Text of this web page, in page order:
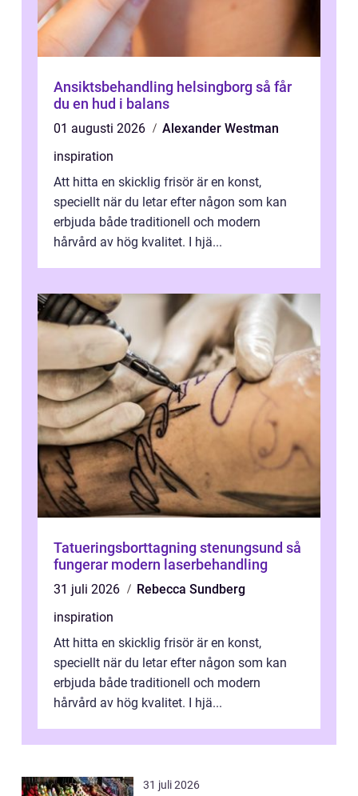
Ansiktsbehandling helsingborg så får
du en hud i balans
01 augusti 2026
Alexander Westman
inspiration
Att hitta en skicklig frisör är en konst,
speciellt när du letar efter någon som kan
erbjuda både traditionell och modern
hårvård av hög kvalitet. I hjä...
Tatueringsborttagning stenungsund så
fungerar modern laserbehandling
31 juli 2026
Rebecca Sundberg
inspiration
Att hitta en skicklig frisör är en konst,
speciellt när du letar efter någon som kan
erbjuda både traditionell och modern
hårvård av hög kvalitet. I hjä...
31 juli 2026